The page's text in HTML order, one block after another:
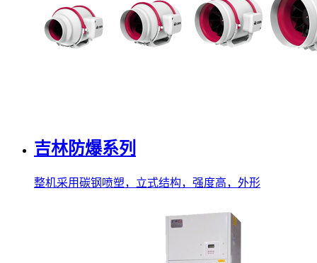
吉林防爆系列
整机采用碳钢喷塑，立式结构，强度高，外形